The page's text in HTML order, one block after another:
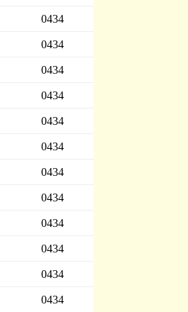
0434
0434
0434
0434
0434
0434
0434
0434
0434
0434
0434
0434